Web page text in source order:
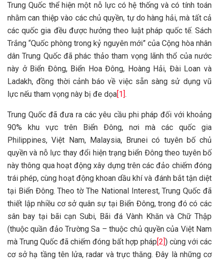
Trung Quốc thể hiện một nỗ lực có hệ thống và có tính toán
nhằm can thiệp vào các chủ quyền, tự do hàng hải, mà tất cả
các quốc gia đều được hưởng theo luật pháp quốc tế. Sách
Trắng “Quốc phòng trong kỷ nguyên mới” của Cộng hòa nhân
dân Trung Quốc đã phác thảo tham vọng lãnh thổ của nước
này ở Biển Đông, Biển Hoa Đông, Hoàng Hải, Đài Loan và
Ladakh, đồng thời cảnh báo về việc sẵn sàng sử dụng vũ
lực nếu tham vọng này bị đe dọa [1] .
Trung Quốc đã đưa ra các yêu cầu phi pháp đối với khoảng
90% khu vực trên Biển Đông, nơi mà các quốc gia
Philippines, Việt Nam, Malaysia, Brunei có tuyên bố chủ
quyền và nỗ lực thay đổi hiện trạng biển Đông theo tuyên bố
này thông qua hoạt động xây dựng trên các đảo chiếm đóng
trái phép, cùng hoạt động khoan dầu khí và đánh bắt tận diệt
tại Biển Đông. Theo tờ The National Interest, Trung Quốc đã
thiết lập nhiều cơ sở quân sự tại Biển Đông, trong đó có các
sân bay tại bãi cạn Subi, Bãi đá Vành Khăn và Chữ Thập
(thuộc quần đảo Trường Sa – thuộc chủ quyền của Việt Nam
mà Trung Quốc đã chiếm đóng bất hợp pháp [2] ) cùng với các
cơ sở hạ tầng tên lửa, radar và trực thăng. Đây là những cơ